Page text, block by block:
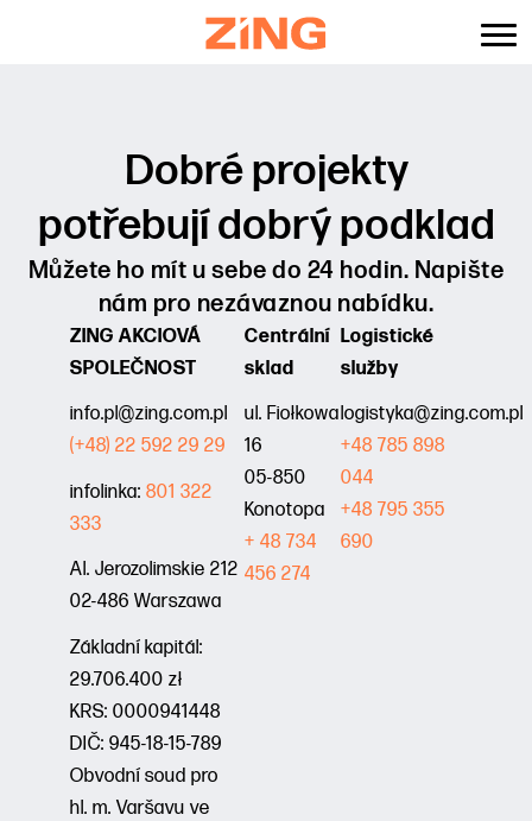
Dobré projekty
potřebují dobrý podklad
Můžete ho mít u sebe do 24 hodin. Napište
nám pro nezávaznou nabídku.
ZING AKCIOVÁ
SPOLEČNOST
info.pl@zing.com.pl
(+48) 22 592 29 29
infolinka:801 322
333
Al. Jerozolimskie 212
02-486 Warszawa
Základní kapitál:
29.706.400 zł
KRS: 0000941448
DIČ: 945-18-15-789
Obvodní soud pro
hl. m. Varšavu ve
Centrální
sklad
ul. Fiołkowa
16
05-850
Konotopa
+ 48 734
456 274
Logistické
služby
logistyka@zing.com.pl
+48 785 898
044
+48 795 355
690